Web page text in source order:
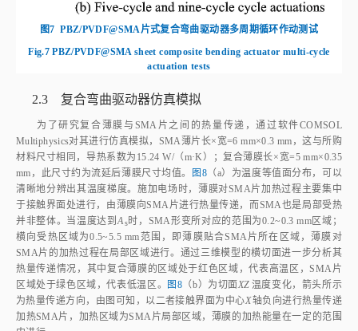
图7 PBZ/PVDF@SMA片式复合弯曲驱动器多周期循环作动测试
Fig.7 PBZ/PVDF@SMA sheet composite bending actuator multi‑cycle
actuation tests
2.3 复合弯曲驱动器仿真模拟
为了研究复合薄膜与SMA片之间的热量传递，通过软件COMSOL
Multiphysics对其进行仿真模拟，SMA薄片长×宽=6 mm×0.3 mm，这与所购
材料尺寸相同，导热系数为15.24 W/（m·K）；复合薄膜长×宽=5 mm×0.35
mm，此尺寸约为流延后薄膜尺寸均值。 图8 （a）为温度等值面分布，可以
清晰地分辨出其温度梯度。施加电场时，薄膜对SMA片加热过程主要集中
于接触界面处进行，由薄膜向SMA片进行热量传递，而SMA也是局部受热
并非整体。当温度达到 As时，SMA形变所对应的范围为0.2~0.3 mm区域；
横向受热区域为0.5~5.5 mm范围，即薄膜贴合SMA片所在区域，薄膜对
SMA片的加热过程在局部区域进行。通过三维模型的横切面进一步分析其
热量传递情况，其中复合薄膜的区域处于红色区域，代表高温区，SMA片
区域处于绿色区域，代表低温区。 图8 （b）为切面XZ 温度变化，箭头所示
为热量传递方向，由图可知，以二者接触界面为中心X轴负向进行热量传递
加热SMA片，加热区域为SMA片局部区域，薄膜的加热能量在一定的范围